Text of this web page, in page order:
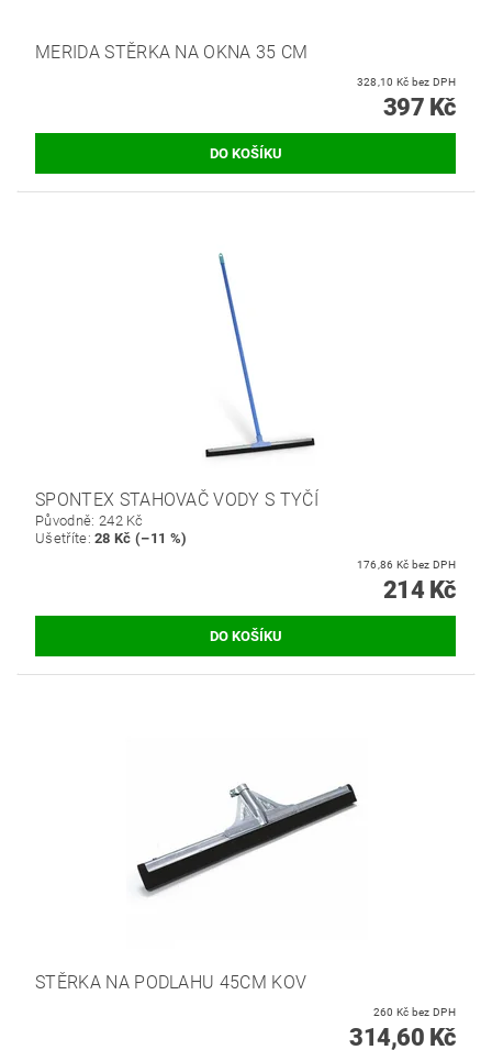
MERIDA STĚRKA NA OKNA 35 CM
328,10 Kč bez DPH
397 Kč
SPONTEX STAHOVAČ VODY S TYČÍ
Původně: 242 Kč
Ušetříte:28 Kč (–11 %)
176,86 Kč bez DPH
214 Kč
STĚRKA NA PODLAHU 45CM KOV
260 Kč bez DPH
314,60 Kč